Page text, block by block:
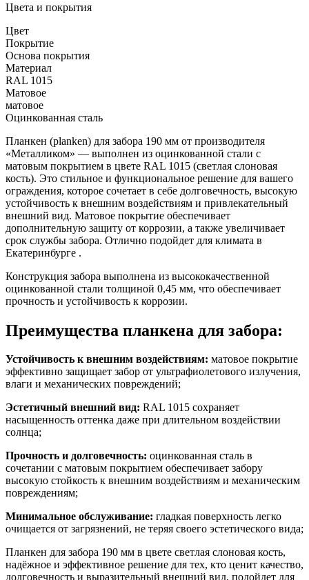
Цвета и покрытия
Цвет
Покрытие
Основа покрытия
Материал
RAL 1015
Матовое
матовое
Оцинкованная сталь
Планкен (planken) для забора 190 мм от производителя
«Металликом» — выполнен из оцинкованной стали с
матовым покрытием в цвете RAL 1015 (светлая слоновая
кость). Это стильное и функциональное решение для вашего
ограждения, которое сочетает в себе долговечность, высокую
устойчивость к внешним воздействиям и привлекательный
внешний вид. Матовое покрытие обеспечивает
дополнительную защиту от коррозии, а также увеличивает
срок службы забора. Отлично подойдет для климата в
Екатеринбурге .
Конструкция забора выполнена из высококачественной
оцинкованной стали толщиной 0,45 мм, что обеспечивает
прочность и устойчивость к коррозии.
Преимущества планкена для забора:
Устойчивость к внешним воздействиям: матовое покрытие
эффективно защищает забор от ультрафиолетового излучения,
влаги и механических повреждений;
Эстетичный внешний вид: RAL 1015 сохраняет
насыщенность оттенка даже при длительном воздействии
солнца;
Прочность и долговечность: оцинкованная сталь в
сочетании с матовым покрытием обеспечивает забору
высокую стойкость к внешним воздействиям и механическим
повреждениям;
Минимальное обслуживание: гладкая поверхность легко
очищается от загрязнений, не теряя своего эстетического вида;
Планкен для забора 190 мм в цвете светлая слоновая кость,
надёжное и эффективное решение для тех, кто ценит качество,
долговечность и выразительный внешний вид, подойдет для